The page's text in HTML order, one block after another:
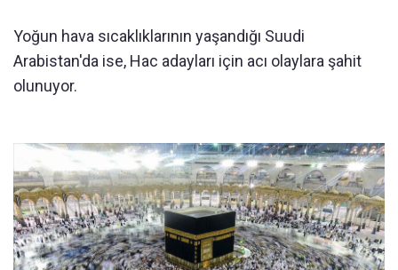
Yoğun hava sıcaklıklarının yaşandığı Suudi
Arabistan'da ise, Hac adayları için acı olaylara şahit
olunuyor.